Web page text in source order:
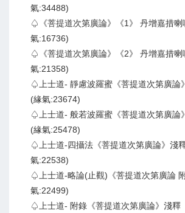
氣:34488)
♤《菩提道次第廣論》《1》 丹增嘉措喇
氣:16736)
♤《菩提道次第廣論》《2》 丹增嘉措喇
氣:21358)
♤上士道- 靜慮波羅蜜《菩提道次第廣論
(緣氣:23674)
♤上士道- 般若波羅蜜《菩提道次第廣論
(緣氣:25478)
♤上士道-四攝法《菩提道次第廣論》淺
氣:22538)
♤上士道-略論(止觀)《菩提道次第廣論
氣:22499)
♤上士道- 附錄《菩提道次第廣論》淺釋